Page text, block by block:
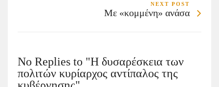
NEXT POST
Με «κομμένη» ανάσα
No Replies to "Η δυσαρέσκεια των
πολιτών κυρίαρχος αντίπαλος της